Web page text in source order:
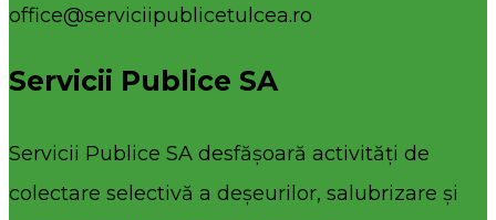
office@serviciipublicetulcea.ro
Servicii Publice SA
Servicii Publice SA desfășoară activități de
colectare selectivă a deșeurilor, salubrizare și